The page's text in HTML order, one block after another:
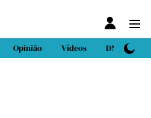
Opinião Vídeos DN Sport